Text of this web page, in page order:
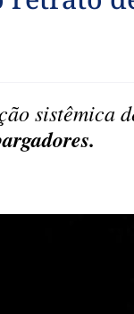
sistêmica